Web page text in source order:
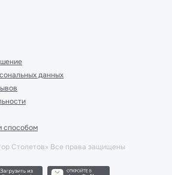
данных
способом
Столетов» Все права защищены